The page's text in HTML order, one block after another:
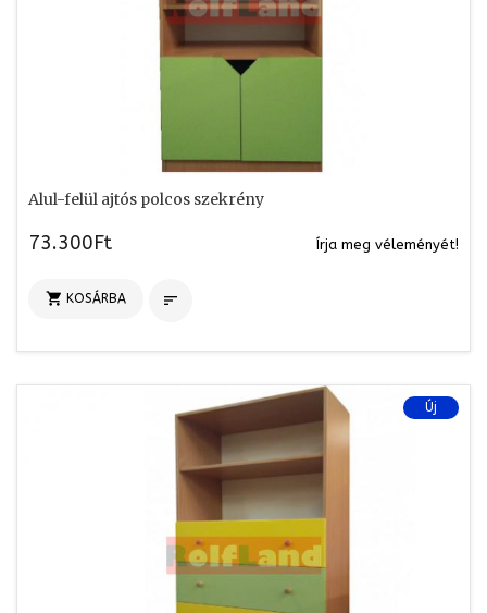
Alul-felül ajtós polcos szekrény
73.300Ft Írja meg véleményét!
 KOSÁRBA 
Új